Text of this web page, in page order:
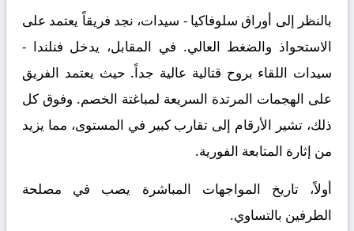
بالنظر إلى أوراق سلوفاكيا - سيدات، نجد فريقاً يعتمد على
الاستحواذ والضغط العالي. في المقابل، يدخل فنلندا -
سيدات اللقاء بروح قتالية عالية جداً. حيث يعتمد الفريق
على الهجمات المرتدة السريعة لمباغتة الخصم. وفوق كل
ذلك، تشير الأرقام إلى تقارب كبير في المستوى، مما يزيد
من إثارة المتابعة الفورية.
أولاً، تاريخ المواجهات المباشرة يصب في مصلحة
الطرفين بالتساوي.